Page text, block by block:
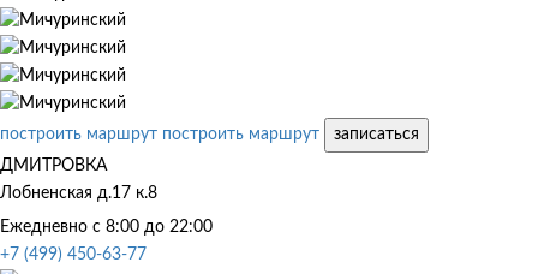
построить маршрут построить маршрут
записаться
ДМИТРОВКА
Лобненская д.17 к.8
Ежедневно с 8:00 до 22:00
+7 (499) 450-63-77